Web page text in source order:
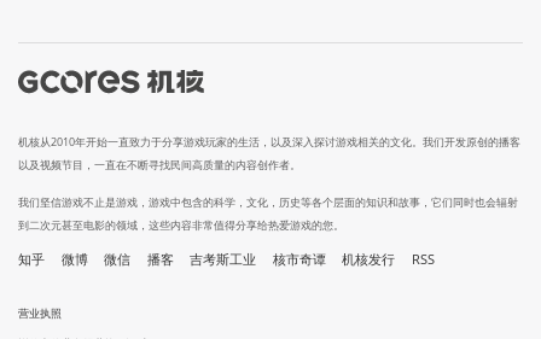
机核从2010年开始一直致力于分享游戏玩家的生活，以及深入探讨游戏相关的文化。我们开发原创的播客
以及视频节目，一直在不断寻找民间高质量的内容创作者。
我们坚信游戏不止是游戏，游戏中包含的科学，文化，历史等各个层面的知识和故事，它们同时也会辐射
到二次元甚至电影的领域，这些内容非常值得分享给热爱游戏的您。
知乎 微博 微信 播客 吉考斯工业 核市奇谭 机核发行 RSS
营业执照